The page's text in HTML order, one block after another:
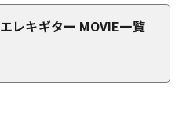
エレキギター MOVIE一覧